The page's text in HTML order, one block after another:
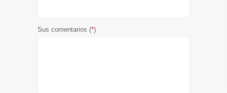
Sus comentarios (*)